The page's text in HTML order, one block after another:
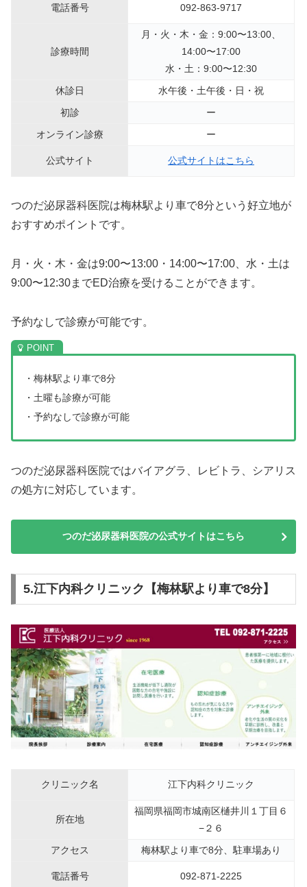
電話番号 092-863-9717
診療時間
月・火・木・金：9:00〜13:00、
14:00〜17:00
水・土：9:00〜12:30
休診日
水午後・土午後・日・祝
初診
ー
オンライン診療
ー
公式サイト 公式サイトはこちら
つのだ泌尿器科医院は梅林駅より車で8分という好立地が
おすすめポイントです。
月・火・木・金は9:00〜13:00・14:00〜17:00、水・土は
9:00〜12:30までED治療を受けることができます。
予約なしで診療が可能です。
・梅林駅より車で8分
・土曜も診療が可能
・予約なしで診療が可能
つのだ泌尿器科医院ではバイアグラ、レビトラ、シアリス
の処方に対応しています。
つのだ泌尿器科医院の公式サイトはこちら
5.江下内科クリニック【梅林駅より車で8分】
クリニック名 江下内科クリニック
所在地
福岡県福岡市城南区樋井川１丁目６
−２６
アクセス
梅林駅より車で8分、駐車場あり
電話番号 092-871-2225